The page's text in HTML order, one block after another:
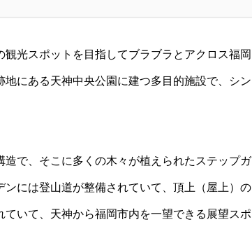
光スポットを目指してブラブラとアクロス福岡
にある天神中央公園に建つ多目的施設で、シン
で、そこに多くの木々が植えられたステップガ
には登山道が整備されていて、頂上（屋上）の
いて、天神から福岡市内を一望できる展望スポ